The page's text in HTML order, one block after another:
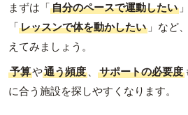
まずは「自分のペースで運動したい
「レッスンで体を動かしたい 」など
えてみましょう。
予算や通う頻度 、 サポートの必要度
に合う施設を探しやすくなります。